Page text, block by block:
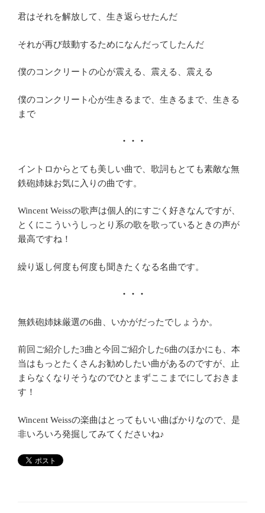
君はそれを解放して、生き返らせたんだ
それが再び鼓動するためになんだってしたんだ
僕のコンクリートの心が震える、震える、震える
僕のコンクリート心が生きるまで、生きるまで、生きる
まで
・・・
イントロからとても美しい曲で、歌詞もとても素敵な無
鉄砲姉妹お気に入りの曲です。
Wincent Weissの歌声は個人的にすごく好きなんですが、
とくにこういうしっとり系の歌を歌っているときの声が
最高ですね！
繰り返し何度も何度も聞きたくなる名曲です。
・・・
無鉄砲姉妹厳選の6曲、いかがだったでしょうか。
前回ご紹介した3曲と今回ご紹介した6曲のほかにも、本
当はもっとたくさんお勧めしたい曲があるのですが、止
まらなくなりそうなのでひとまずここまでにしておきま
す！
Wincent Weissの楽曲はとってもいい曲ばかりなので、是
非いろいろ発掘してみてくださいね♪